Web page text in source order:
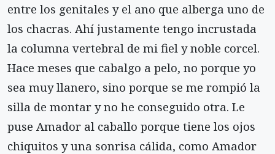
entre los genitales y el ano que alberga uno de
los chacras. Ahí justamente tengo incrustada
la columna vertebral de mi fiel y noble corcel.
Hace meses que cabalgo a pelo, no porque yo
sea muy llanero, sino porque se me rompió la
silla de montar y no he conseguido otra. Le
puse Amador al caballo porque tiene los ojos
chiquitos y una sonrisa cálida, como Amador